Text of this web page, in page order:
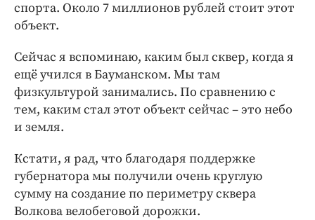
спорта. Около 7 миллионов рублей стоит этот
объект.
Сейчас я вспоминаю, каким был сквер, когда я
ещё учился в Бауманском. Мы там
физкультурой занимались. По сравнению с
тем, каким стал этот объект сейчас – это небо
и земля.
Кстати, я рад, что благодаря поддержке
губернатора мы получили очень круглую
сумму на создание по периметру сквера
Волкова велобеговой дорожки.